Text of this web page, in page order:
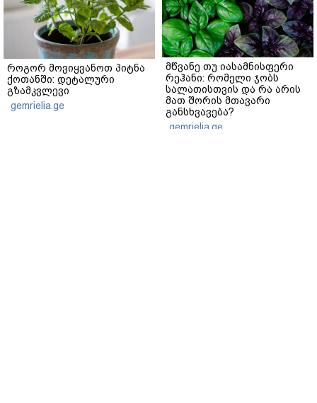
როგორ მოვიყვანოთ პიტნა
ქოთანში: დეტალური
გზამკვლევი
gemrielia.ge
მწვანე თუ იასამნისფერი
რეჰანი: რომელი ჯობს
სალათისთვის და რა არის
მათ შორის მთავარი
განსხვავება?
gemrielia.ge